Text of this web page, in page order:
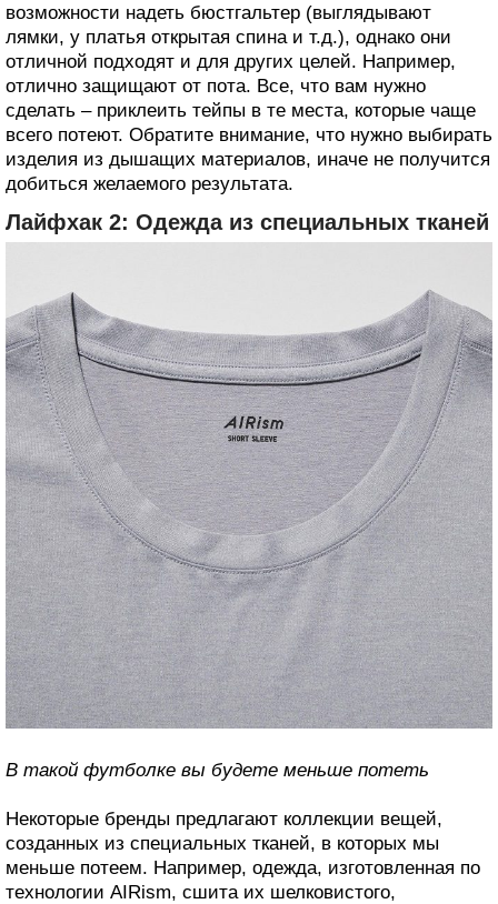
возможности надеть бюстгальтер (выглядывают
лямки, у платья открытая спина и т.д.), однако они
отличной подходят и для других целей. Например,
отлично защищают от пота. Все, что вам нужно
сделать – приклеить тейпы в те места, которые чаще
всего потеют. Обратите внимание, что нужно выбирать
изделия из дышащих материалов, иначе не получится
добиться желаемого результата.
Лайфхак 2: Одежда из специальных тканей
В такой футболке вы будете меньше потеть
Некоторые бренды предлагают коллекции вещей,
созданных из специальных тканей, в которых мы
меньше потеем. Например, одежда, изготовленная по
технологии AIRism, сшита их шелковистого,